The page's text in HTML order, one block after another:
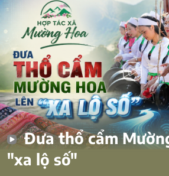
Đưa thổ cẩm
"xa lộ số"